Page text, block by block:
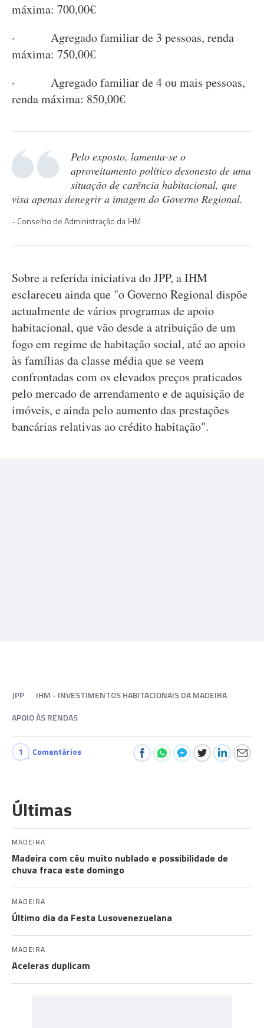
máxima: 700,00€
· Agregado familiar de 3 pessoas, renda
máxima: 750,00€
· Agregado familiar de 4 ou mais pessoas,
renda máxima: 850,00€
Pelo exposto, lamenta-se o
aproveitamento político desonesto de uma
situação de carência habitacional, que
visa apenas denegrir a imagem do Governo Regional.
Conselho de Administração da IHM
Sobre a referida iniciativa do JPP, a IHM
esclareceu ainda que "o Governo Regional dispõe
actualmente de vários programas de apoio
habitacional, que vão desde a atribuição de um
fogo em regime de habitação social, até ao apoio
às famílias da classe média que se veem
confrontadas com os elevados preços praticados
pelo mercado de arrendamento e de aquisição de
imóveis, e ainda pelo aumento das prestações
bancárias relativas ao crédito habitação".
JPP
IHM - INVESTIMENTOS HABITACIONAIS DA MADEIRA
APOIO ÀS RENDAS
1 Comentários
Últimas
MADEIRA
Madeira com céu muito nublado e possibilidade de
chuva fraca este domingo
MADEIRA
Último dia da Festa Lusovenezuelana
MADEIRA
Aceleras duplicam